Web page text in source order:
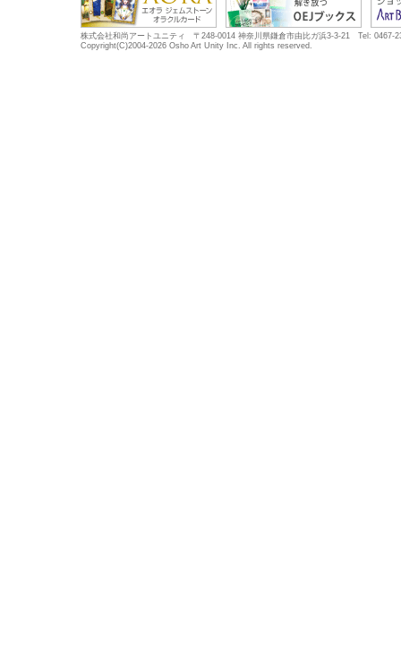
株式会社和尚アートユニティ 〒248-0014 神奈川県鎌倉市由比ガ浜3-3-21 Tel: 0467-
Copyright(C)2004-2026 Osho Art Unity Inc. All rights reserved.